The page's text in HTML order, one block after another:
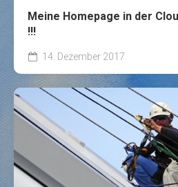
Meine Homepage in der
!!!
14. Dezember 2017